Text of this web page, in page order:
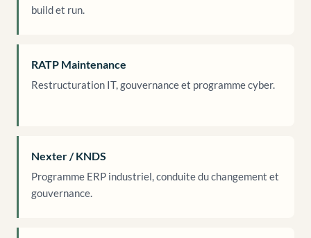
build et run.
RATP Maintenance
Restructuration IT, gouvernance et programme cyber.
Nexter / KNDS
Programme ERP industriel, conduite du changement et
gouvernance.